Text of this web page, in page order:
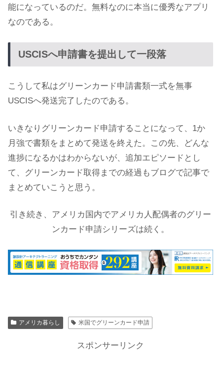
能になっているのだ。無料なのに本当に優秀なアプリ
なのである。
USCISへ申請書を提出して一段落
こうして私はグリーンカード申請書類一式を無事
USCISへ発送完了したのである。
いきなりグリーンカード申請することになって、1か
月強で書類をまとめて発送を終えた。この先、どんな
進捗になるかはわからないが、追加エピソードとし
て、グリーンカード取得までの経過もブログで記事で
まとめていこうと思う。
引き続き、アメリカ国内でアメリカ人配偶者のグリー
ンカード申請シリーズは続く。
アメリカ暮らし 米国でグリーンカード申請
スポンサーリンク